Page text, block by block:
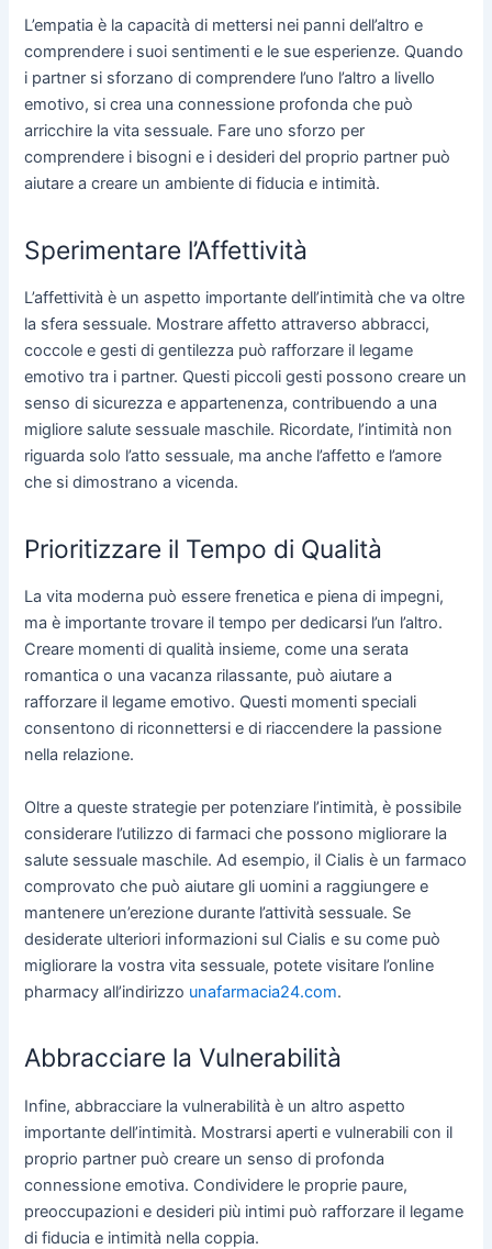
L’empatia è la capacità di mettersi nei panni dell’altro e
comprendere i suoi sentimenti e le sue esperienze. Quando
i partner si sforzano di comprendere l’uno l’altro a livello
emotivo, si crea una connessione profonda che può
arricchire la vita sessuale. Fare uno sforzo per
comprendere i bisogni e i desideri del proprio partner può
aiutare a creare un ambiente di fiducia e intimità.
Sperimentare l’Affettività
L’affettività è un aspetto importante dell’intimità che va oltre
la sfera sessuale. Mostrare affetto attraverso abbracci,
coccole e gesti di gentilezza può rafforzare il legame
emotivo tra i partner. Questi piccoli gesti possono creare un
senso di sicurezza e appartenenza, contribuendo a una
migliore salute sessuale maschile. Ricordate, l’intimità non
riguarda solo l’atto sessuale, ma anche l’affetto e l’amore
che si dimostrano a vicenda.
Prioritizzare il Tempo di Qualità
La vita moderna può essere frenetica e piena di impegni,
ma è importante trovare il tempo per dedicarsi l’un l’altro.
Creare momenti di qualità insieme, come una serata
romantica o una vacanza rilassante, può aiutare a
rafforzare il legame emotivo. Questi momenti speciali
consentono di riconnettersi e di riaccendere la passione
nella relazione.
Oltre a queste strategie per potenziare l’intimità, è possibile
considerare l’utilizzo di farmaci che possono migliorare la
salute sessuale maschile. Ad esempio, il Cialis è un farmaco
comprovato che può aiutare gli uomini a raggiungere e
mantenere un’erezione durante l’attività sessuale. Se
desiderate ulteriori informazioni sul Cialis e su come può
migliorare la vostra vita sessuale, potete visitare l’online
pharmacy all’indirizzo unafarmacia24.com.
Abbracciare la Vulnerabilità
Infine, abbracciare la vulnerabilità è un altro aspetto
importante dell’intimità. Mostrarsi aperti e vulnerabili con il
proprio partner può creare un senso di profonda
connessione emotiva. Condividere le proprie paure,
preoccupazioni e desideri più intimi può rafforzare il legame
di fiducia e intimità nella coppia.